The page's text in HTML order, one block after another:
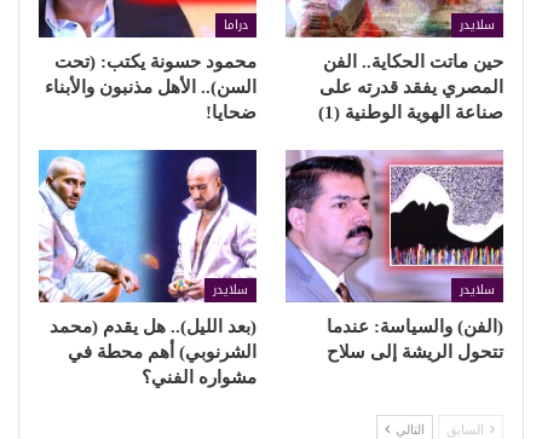
سلايدر
حين ماتت الحكاية.. الفن
المصري يفقد قدرته على
صناعة الهوية الوطنية (1)
دراما
محمود حسونة يكتب: (تحت
السن).. الأهل مذنبون والأبناء
ضحايا!
سلايدر
(الفن) والسياسة: عندما
تتحول الريشة إلى سلاح
سلايدر
(بعد الليل).. هل يقدم (محمد
الشرنوبي) أهم محطة في
مشواره الفني؟
السابق التالي